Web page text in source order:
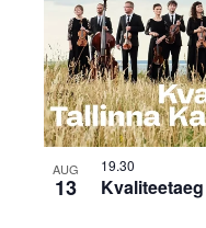
AUG
13
19.30